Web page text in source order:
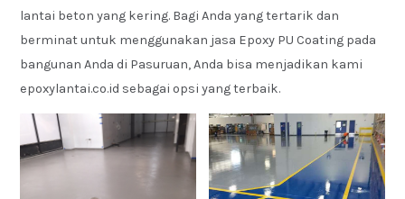
lantai beton yang kering. Bagi Anda yang tertarik dan
berminat untuk menggunakan jasa Epoxy PU Coating pada
bangunan Anda di Pasuruan, Anda bisa menjadikan kami
epoxylantai.co.id sebagai opsi yang terbaik.